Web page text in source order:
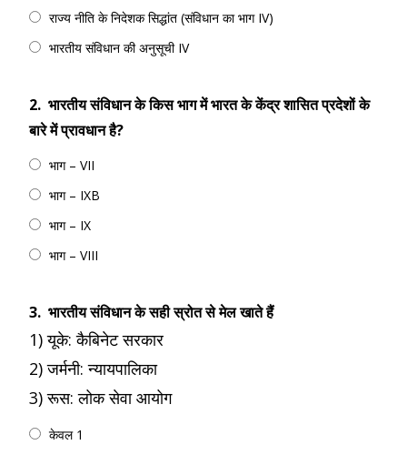
राज्य नीति के निदेशक सिद्धांत (संविधान का भाग IV)
भारतीय संविधान की अनुसूची IV
2. भारतीय संविधान के किस भाग में भारत के केंद्र शासित प्रदेशों के
बारे में प्रावधान है?
भाग – VII
भाग – IXB
भाग – IX
भाग – VIII
3. भारतीय संविधान के सही स्रोत से मेल खाते हैं
1) यूके: कैबिनेट सरकार
2) जर्मनी: न्यायपालिका
3) रूस: लोक सेवा आयोग
केवल 1